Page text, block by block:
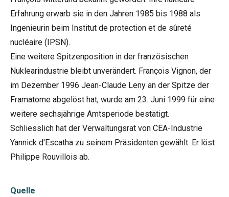
Erfahrung erwarb sie in den Jahren 1985 bis 1988 als
Ingenieurin beim Institut de protection et de sûreté
nucléaire (IPSN).
Eine weitere Spitzenposition in der französischen
Nuklearindustrie bleibt unverändert. François Vignon, der
im Dezember 1996 Jean-Claude Leny an der Spitze der
Framatome abgelöst hat, wurde am 23. Juni 1999 für eine
weitere sechsjährige Amtsperiode bestätigt.
Schliesslich hat der Verwaltungsrat von CEA-Industrie
Yannick d'Escatha zu seinem Präsidenten gewählt. Er löst
Philippe Rouvillois ab.
Quelle